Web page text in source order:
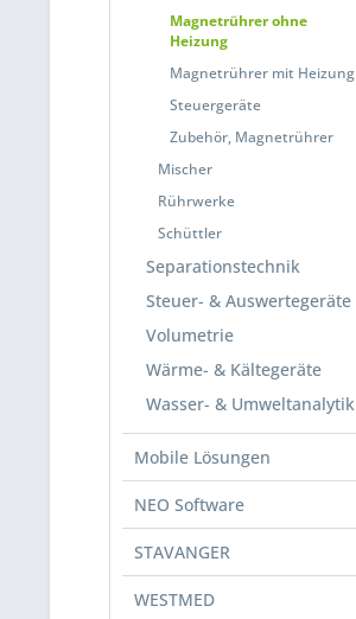
Magnetrührer ohne
Heizung
Magnetrührer mit Heizung
Steuergeräte
Zubehör, Magnetrührer
Mischer
Rührwerke
Schüttler
Separationstechnik
Steuer- & Auswertegeräte
Volumetrie
Wärme- & Kältegeräte
Wasser- & Umweltanalytik
Mobile Lösungen
NEO Software
STAVANGER
WESTMED